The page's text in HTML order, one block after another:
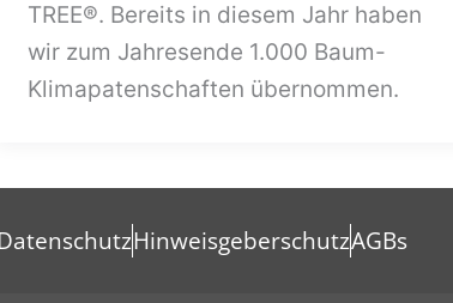
TREE®. Bereits in diesem Jahr haben
wir zum Jahresende 1.000 Baum-
Klimapatenschaften übernommen.
HinweisgeberschutzAGBs